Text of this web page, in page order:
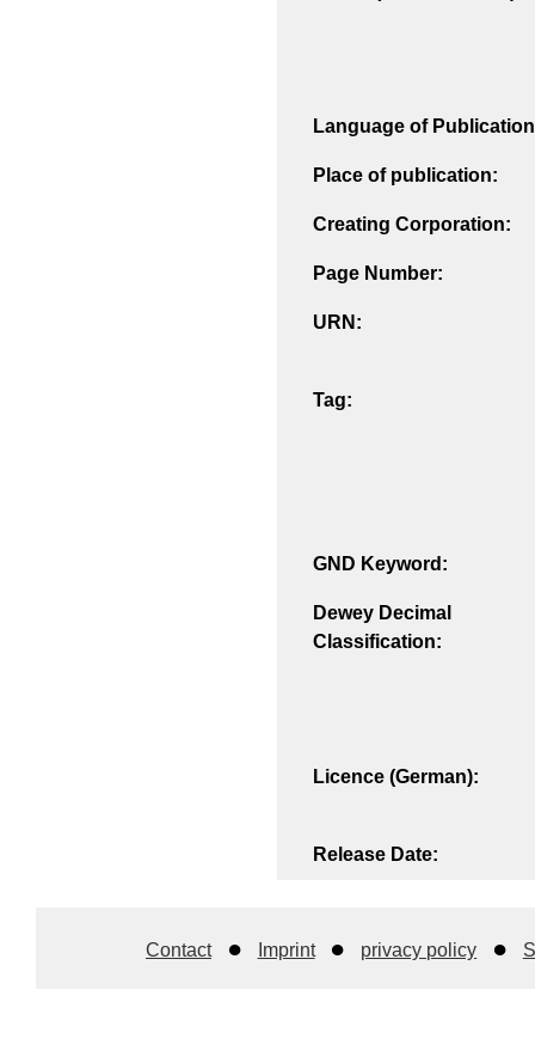
Language of
Place of publication:
Creating Corporation:
Page Number:
URN:
Tag:
GND Keyword:
Dewey Decimal
Classification:
Licence (German):
Release Date:
Contact Imprint privacy policy